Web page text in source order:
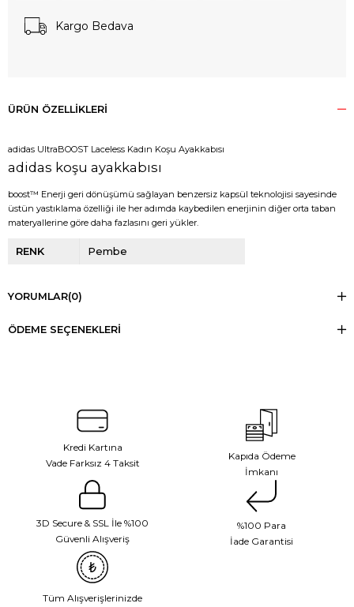
Kargo Bedava
ÜRÜN ÖZELLIKLERI
adidas UltraBOOST Laceless Kadın Koşu Ayakkabısı
adidas koşu ayakkabısı
boost™ Enerji geri dönüşümü sağlayan benzersiz kapsül teknolojisi sayesinde
üstün yastıklama özelliği ile her adımda kaybedilen enerjinin diğer orta taban
materyallerine göre daha fazlasını geri yükler.
RENK Pembe
YORUMLAR(0)
ÖDEME SEÇENEKLERI
Kredi Kartına
Vade Farksız 4 Taksit
Kapıda Ödeme
İmkanı
3D Secure & SSL İle %100
Güvenli Alışveriş
%100 Para
İade Garantisi
Tüm Alışverişlerinizde